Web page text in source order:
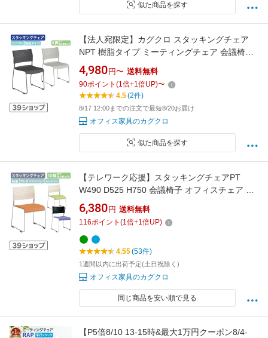
似た商品を探す
【法人宛限定】カグクロ スタッキングチェア
NPT 樹脂タイプ ミーティングチェア 会議椅子
会議用椅子 会議用チェア 横連結 垂直スタック
8脚まで積み重ねOK 滑り止め ダークグレー/ラ
イトグレー NPT-001P
4,980 円〜 送料無料
90ポイント (1倍+1倍UP)〜
4.5(2件)
8/17 12:00までの注文で最短8/20お届け
オフィス家具のカグクロ
似た商品を探す
【テレワーク応援】スタッキングチェアPT
W490 D525 H750 会議椅子 オフィスチェア ス
タックチェア ミーティングチェア PVCレザー
耐久性 垂直スタッキング 省スペース 積重 積み
重ね 収納 オレンジ/グリーン/ブルー PT-
110V【個人宅配送費込B】
6,380 円 送料無料
116ポイント (1倍+1倍UP)
4.55(53件)
1週間以内に出荷予定(土日祝除く)
オフィス家具のカグクロ
同じ商品を安い順で見る
【P5倍8/10 13-15時&最大1万円クーポン8/4-